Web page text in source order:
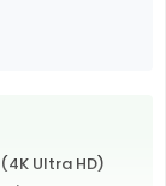
Ultra HD)